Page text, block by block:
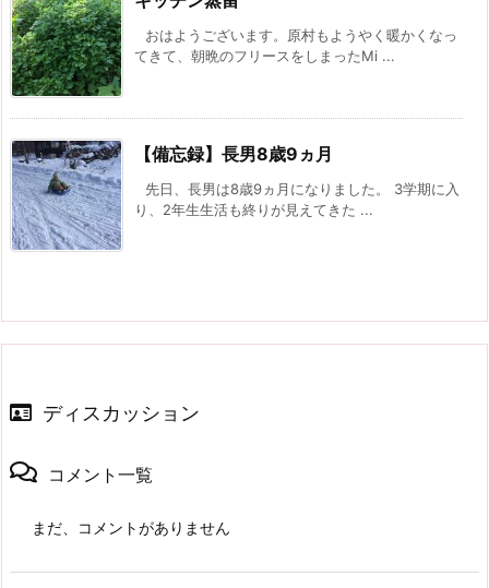
おはようございます。原村もようやく暖かくなっ
てきて、朝晩のフリースをしまったMi ...
【備忘録】長男8歳9ヵ月
先日、長男は8歳9ヵ月になりました。 3学期に入
り、2年生生活も終りが見えてきた ...
ディスカッション
コメント一覧
まだ、コメントがありません